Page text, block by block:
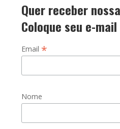
Quer receber
Coloque seu e-
Email *
Nome